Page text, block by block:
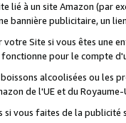
lié à un site Amazon (par
bannière publicitaire, un
Site si vous êtes une
pour le compte
alcoolisées ou les
de l'UE et du Royaume-
vous faites de la publicité